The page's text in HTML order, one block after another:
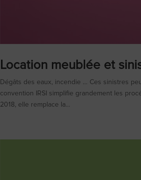
Location meublée et
Dégâts des eaux, incendie … Ces sinistres
convention IRSI simplifie grandement les
2018, elle remplace la...